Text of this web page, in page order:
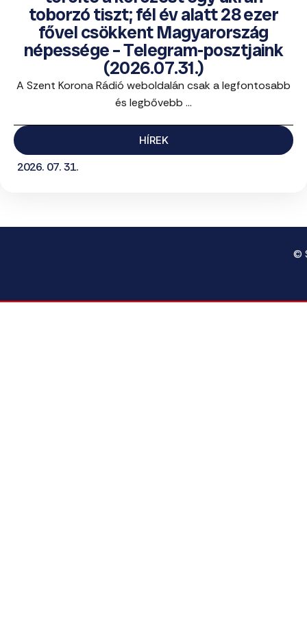
toborzó tiszt; fél év alatt 28 ezer
fővel csökkent Magyarország
népessége – Telegram-posztjaink
(2026.07.31.)
A Szent Korona Rádió weboldalán csak a legfontosabb
és legbővebb ...
HÍREK
2026. 07. 31.
©